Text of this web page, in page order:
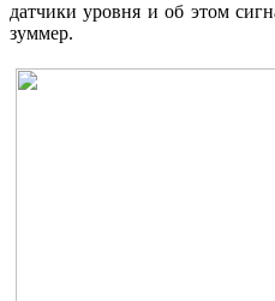
датчики уровня и об этом
зуммер.